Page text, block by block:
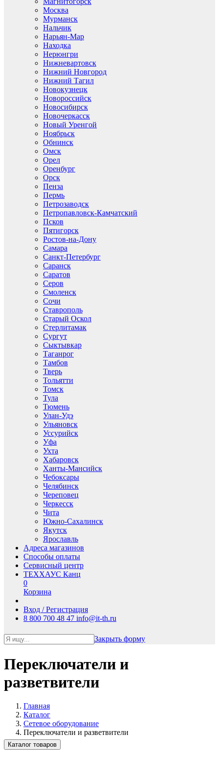
Москва
Мурманск
Нальчик
Нарьян-Мар
Находка
Нерюнгри
Нижневартовск
Нижний Новгород
Нижний Тагил
Новокузнецк
Новороссийск
Новосибирск
Новочеркасск
Новый Уренгой
Ноябрьск
Обнинск
Омск
Орел
Оренбург
Орск
Пенза
Пермь
Петрозаводск
Петропавловск-Камчатский
Псков
Пятигорск
Ростов-на-Дону
Самара
Санкт-Петербург
Саранск
Саратов
Серов
Смоленск
Сочи
Ставрополь
Старый Оскол
Стерлитамак
Сургут
Сыктывкар
Таганрог
Тамбов
Тверь
Тольятти
Томск
Тула
Тюмень
Улан-Удэ
Ульяновск
Уссурийск
Уфа
Ухта
Хабаровск
Ханты-Мансийск
Чебоксары
Челябинск
Череповец
Черкесск
Чита
Южно-Сахалинск
Якутск
Ярославль
Адреса магазинов
Способы оплаты
Сервисный центр
ТЕХХАУС Канц
0
Корзина
Вход / Регистрация
8 800 700 48 47 info@it-th.ru
Закрыть форму
Переключатели и
разветвители
Главная
Каталог
Сетевое оборудование
Переключатели и разветвители
Каталог товаров